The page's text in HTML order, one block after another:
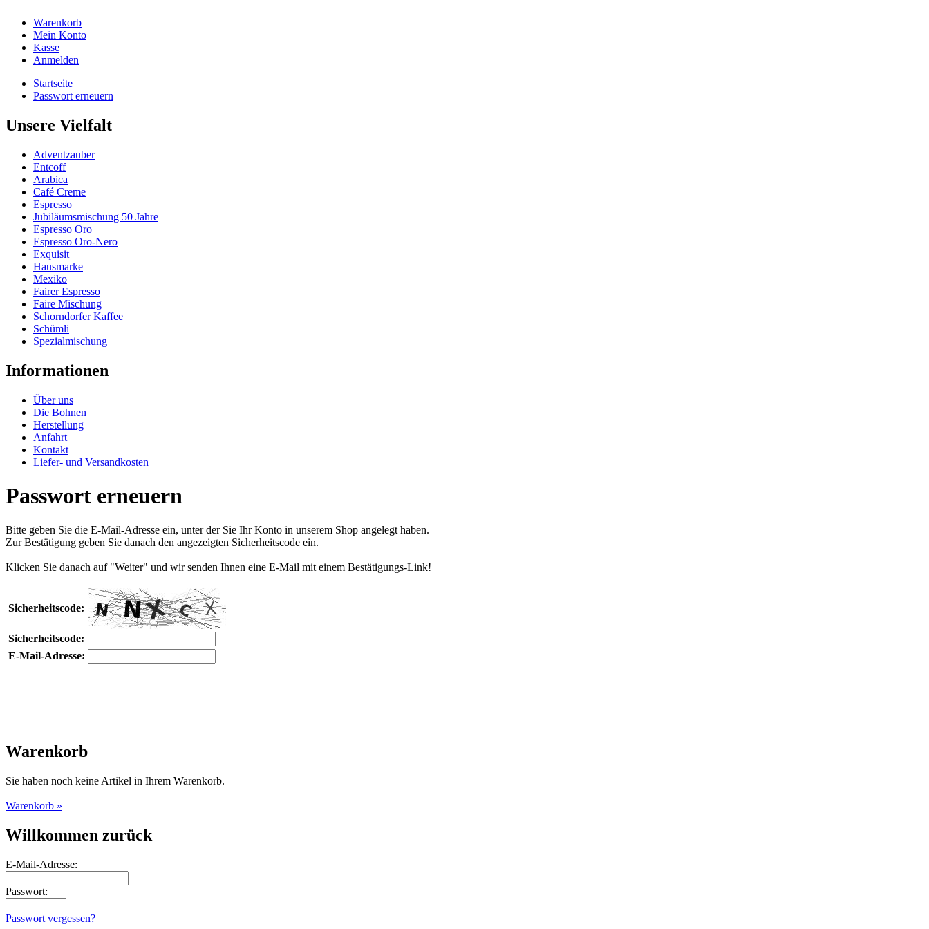
Warenkorb
Mein Konto
Kasse
Anmelden
Startseite
Passwort erneuern
Unsere Vielfalt
Adventzauber
Entcoff
Arabica
Café Creme
Espresso
Jubiläumsmischung 50 Jahre
Espresso Oro
Espresso Oro-Nero
Exquisit
Hausmarke
Mexiko
Fairer Espresso
Faire Mischung
Schorndorfer Kaffee
Schümli
Spezialmischung
Informationen
Über uns
Die Bohnen
Herstellung
Anfahrt
Kontakt
Liefer- und Versandkosten
Passwort erneuern
Bitte geben Sie die E-Mail-Adresse ein, unter der Sie Ihr Konto in unserem Shop angelegt haben.
Zur Bestätigung geben Sie danach den angezeigten Sicherheitscode ein.
Klicken Sie danach auf "Weiter" und wir senden Ihnen eine E-Mail mit einem Bestätigungs-Link!
Sicherheitscode:
Sicherheitscode:
E-Mail-Adresse:
Warenkorb
Sie haben noch keine Artikel in Ihrem Warenkorb.
Warenkorb »
Willkommen zurück
E-Mail-Adresse:
Passwort:
Passwort vergessen?